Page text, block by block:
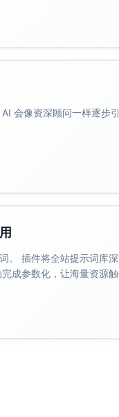
，专属落地页提升CVR
，邮件/LinkedIn/行业社
动化触发与销售协同
≥70→自动分配SDR→预
皮书
用、演示预约）、行业
至下载/直播/试用；建立
、CSDN（软件向
家（每家关键联系人2-3
会像资深顾问一样逐步
。 插件将全站提示词库
成参数化，让海量资源